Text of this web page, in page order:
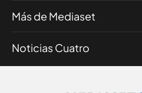
Más de Mediaset
Noticias Cuatro